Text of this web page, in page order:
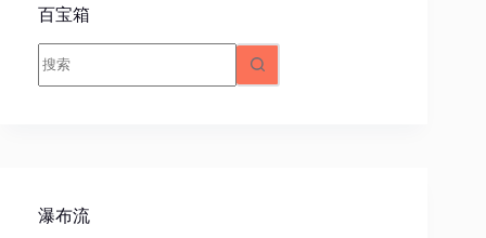
百宝箱
结
瀑布流